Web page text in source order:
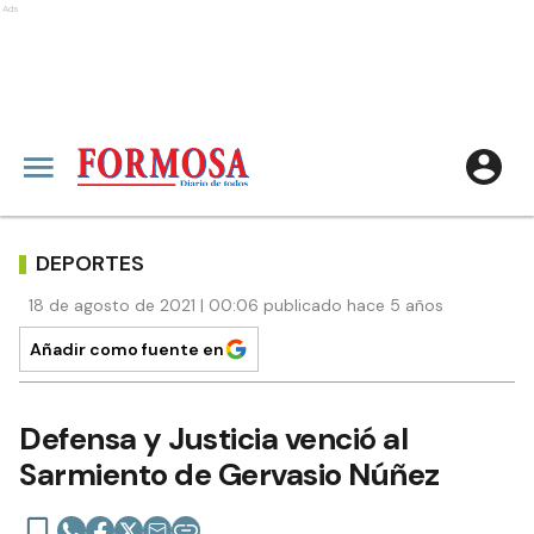
Ads
DEPORTES
18 de agosto de 2021 | 00:06 publicado hace 5 años
Añadir como fuente en
Defensa y Justicia venció al
Sarmiento de Gervasio Núñez